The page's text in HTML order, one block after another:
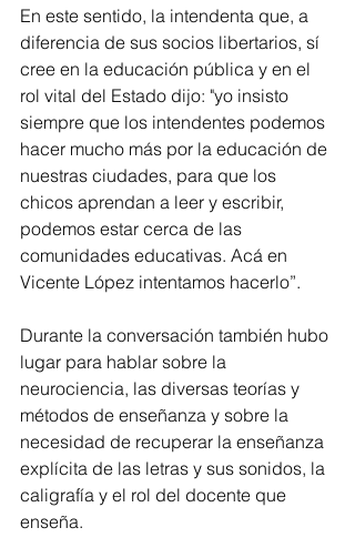
En este sentido, la intendenta que, a
diferencia de sus socios libertarios, sí
cree en la educación pública y en el
rol vital del Estado dijo: "yo insisto
siempre que los intendentes podemos
hacer mucho más por la educación de
nuestras ciudades, para que los
chicos aprendan a leer y escribir,
podemos estar cerca de las
comunidades educativas. Acá en
Vicente López intentamos hacerlo”.
Durante la conversación también hubo
lugar para hablar sobre la
neurociencia, las diversas teorías y
métodos de enseñanza y sobre la
necesidad de recuperar la enseñanza
explícita de las letras y sus sonidos, la
caligrafía y el rol del docente que
enseña.